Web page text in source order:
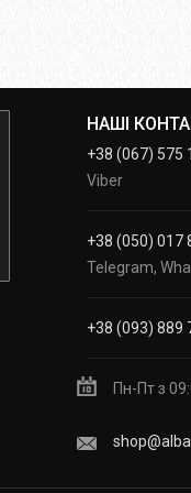
НАШІ
+38 (067) 575
Viber
+38 (050) 017
Telegram,
+38 (093) 889
Пн-Пт з